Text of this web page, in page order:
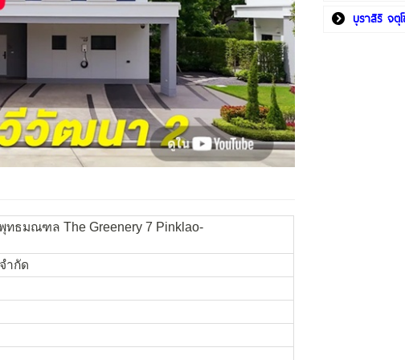
พุทธมณฑล The Greenery 7 Pinklao-
ำกัด
บุราสิริ จตุ